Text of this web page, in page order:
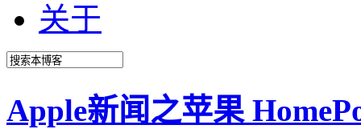
关于
Apple新闻之苹果